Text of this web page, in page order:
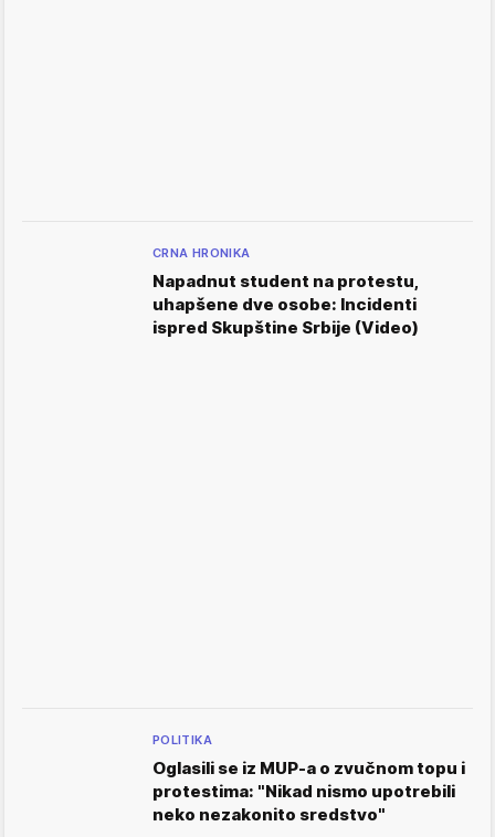
CRNA HRONIKA
Napadnut student na protestu,
uhapšene dve osobe: Incidenti
ispred Skupštine Srbije (Video)
POLITIKA
Oglasili se iz MUP-a o zvučnom topu i
protestima: "Nikad nismo upotrebili
neko nezakonito sredstvo"